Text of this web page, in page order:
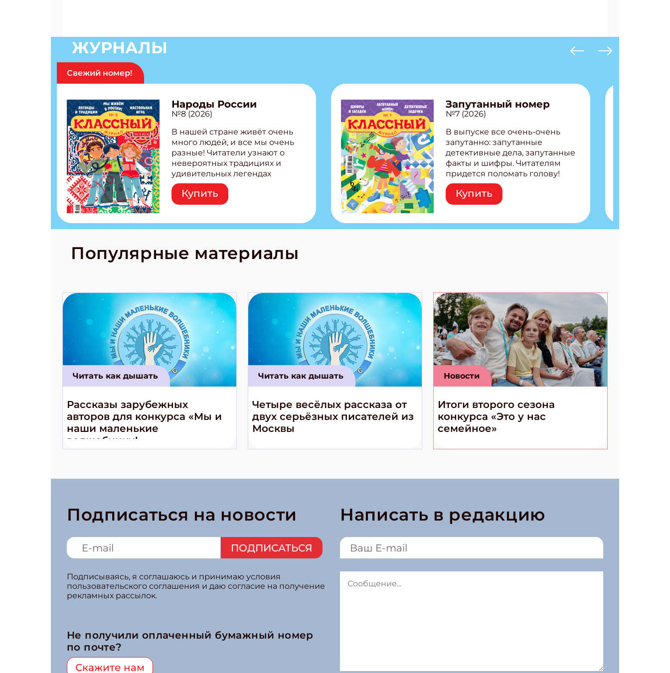
ЖУРНАЛЫ
Свежий номер!
Народы России
№8 (2026)
В нашей стране живёт очень
много людей, и все мы очень
разные! Читатели узнают о
невероятных традициях и
удивительных легендах
народов России! Внутри:
Легенды татар, башкир и
бурятов Настольная игра
странные слова Традиционные
космические приключения!
Купить
Запутанный номер
№7 (2026)
В выпуске все очень-очень
запутанно: запутанные
детективные дела, запутанные
факты и шифры. Читателям
придется поломать голову!
Внутри: Шифры и
расшифровки Плетем
запутанные поделки
Ищем коды 3 комикса
Купить
Популярные материалы
Читать как дышать
Рассказы зарубежных
авторов для конкурса «Мы и
наши маленькие
волшебники!»
Читать как дышать
Четыре весёлых рассказа от
двух серьёзных писателей из
Москвы
Новости
Итоги второго сезона
конкурса «Это у нас
семейное»
Подписаться на новости
ПОДПИСАТЬСЯ
Подписываясь, я соглашаюсь и принимаю условия
пользовательского соглашения и даю согласие на получение
рекламных рассылок.
Не получили оплаченный бумажный номер
по почте?
Скажите нам
Написать в редакцию